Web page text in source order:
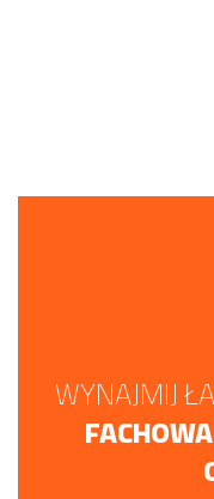
WYNAJMIJ